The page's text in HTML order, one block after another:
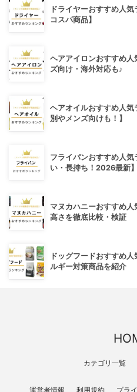
ドライヤーおすすめ人
コスパ商品】
ヘアアイロンおすすめ
ズ向け・海外対応も♪
ヘアオイルおすすめ人
別やメンズ向けも！】
フライパンおすすめ人
い・長持ち！2026最新】
マヌカハニーおすすめ
高さを徹底比較・検証
ドッグフードおすすめ
ルギー対策商品を紹介
カテゴリ一覧
運営者情報 利用規約 プラ